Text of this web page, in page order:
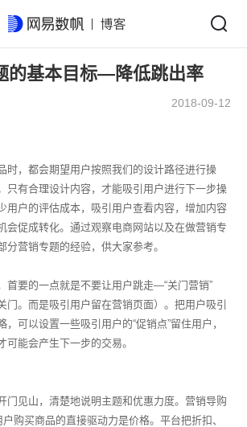
的基本目标—降低跳出率
2018-09-12
时，都会期望用户按照我们的设计路径进行操
只有合理设计内容，才能吸引用户进行下一步操
用户的评估成本，吸引用户查看内容，增加内容
会促成转化。通过观察电商网站以及在做营销专
分营销专题的经验，供大家参考。
首要的一点就是不要让用户跳走—“关门营销”
门。而是吸引用户留在营销页面）。把用户吸引
可以设置一些吸引用户的“促销点”留住用户，
可能会产生下一步的交易。
门见山，清楚地说明主题和优惠力度。营销导购
购买商品的直接驱动力是价格。平台把折扣、